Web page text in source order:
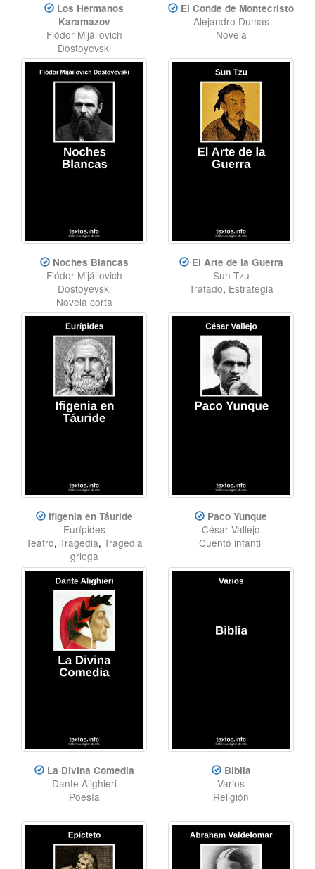
Los Hermanos
Karamazov
Fiódor Mijáilovich
Dostoyevski
Novela
El Conde de Montecristo
Alejandro Dumas
Novela
Noches Blancas
Fiódor Mijáilovich
Dostoyevski
Novela corta
El Arte de la Guerra
Sun Tzu
Tratado, Estrategia
Ifigenia en Táuride
Eurípides
Teatro, Tragedia, Tragedia
griega
Paco Yunque
César Vallejo
Cuento infantil
La Divina Comedia
Dante Alighieri
Poesía
Biblia
Varios
Religión